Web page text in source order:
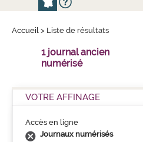
Accueil > Liste de résultats
1 journal ancien
numérisé
VOTRE AFFINAGE
Accès en ligne
Journaux numérisés